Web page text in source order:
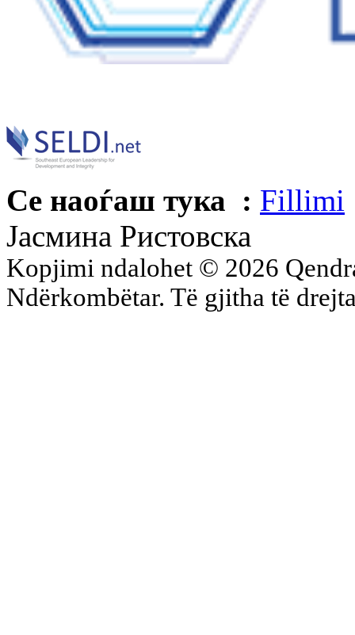
Се наоѓаш тука : Fillimi
Јасмина Ристовска
Kopjimi ndalohet © 2026
Ndërkombëtar. Të gjitha të